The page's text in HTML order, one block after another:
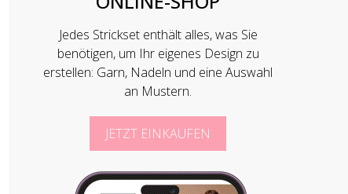
Jedes Strickset enthält alles, was Sie
benötigen, um Ihr eigenes Design zu
erstellen: Garn, Nadeln und eine Auswahl
an Mustern.
JETZT EINKAUFEN